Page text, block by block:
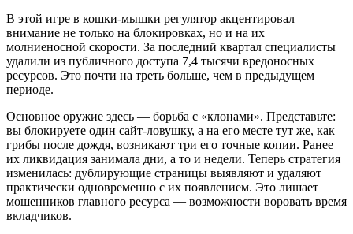
В этой игре в кошки-мышки регулятор акцентировал
внимание не только на блокировках, но и на их
молниеносной скорости. За последний квартал специалисты
удалили из публичного доступа 7,4 тысячи вредоносных
ресурсов. Это почти на треть больше, чем в предыдущем
периоде.
Основное оружие здесь — борьба с «клонами». Представьте:
вы блокируете один сайт-ловушку, а на его месте тут же, как
грибы после дождя, возникают три его точные копии. Ранее
их ликвидация занимала дни, а то и недели. Теперь стратегия
изменилась: дублирующие страницы выявляют и удаляют
практически одновременно с их появлением. Это лишает
мошенников главного ресурса — возможности воровать время
вкладчиков.